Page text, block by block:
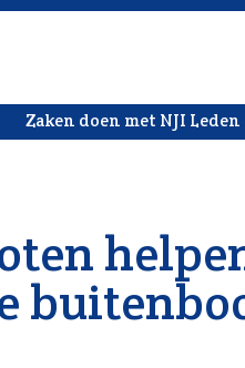
Zaken doen met NJI Leden